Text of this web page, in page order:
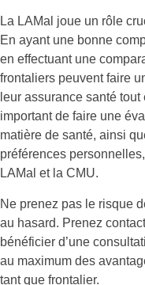
La LAMal joue un rôle
En ayant une bonne
en effectuant une
frontaliers peuvent faire
leur assurance santé
important de faire une
matière de santé, ainsi
préférences
LAMal et la CMU.
Ne prenez pas le risque
au hasard. Prenez
bénéficier d’une
au maximum des
tant que frontalier.